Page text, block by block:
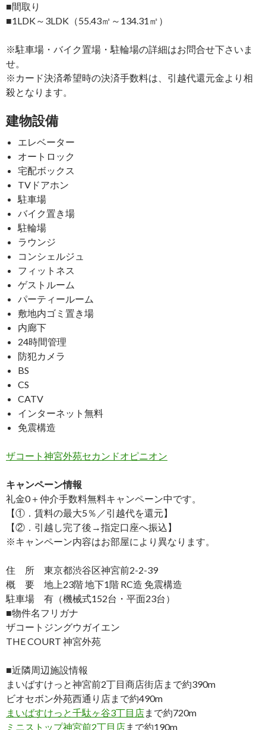
■間取り
■1LDK～3LDK（55.43㎡～134.31㎡）
※駐車場・バイク置場・駐輪場の詳細はお問合せ下さいま
せ。
※カード決済希望時の決済手数料は、引越代還元金より相
殺となります。
建物設備
エレベーター
オートロック
宅配ボックス
TVドアホン
駐車場
バイク置き場
駐輪場
ラウンジ
コンシェルジュ
フィットネス
ゲストルーム
パーティールーム
敷地内ゴミ置き場
内廊下
24時間管理
防犯カメラ
BS
CS
CATV
インターネット無料
免震構造
ザコート神宮外苑セカンドオピニオン
キャンペーン情報
礼金0＋仲介手数料無料キャンペーン中です。
【①．賃料の最大5％／引越代を還元】
【②．引越し完了後→指定口座へ振込】
※キャンペーン内容はお部屋により異なります。
住 所 東京都渋谷区神宮前2-2-39
概 要 地上23階 地下1階 RC造 免震構造
駐車場 有（機械式152台・平面23台）
■物件名フリガナ
ザコートジングウガイエン
THE COURT 神宮外苑
■近隣周辺施設情報
まいばすけっと神宮前2丁目商店街店まで約390m
ビオセボン外苑西通り店まで約490m
まいばすけっと千駄ヶ谷3丁目店まで約720m
ミニストップ神宮前2丁目店まで約190m